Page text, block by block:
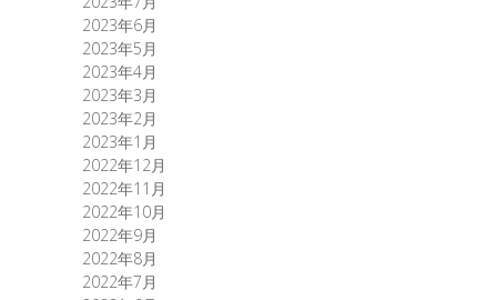
2023年6月
2023年5月
2023年4月
2023年3月
2023年2月
2023年1月
2022年12月
2022年11月
2022年10月
2022年9月
2022年8月
2022年7月